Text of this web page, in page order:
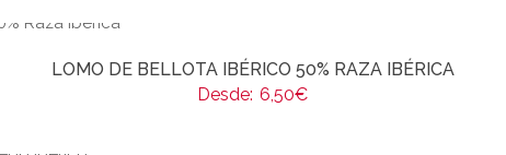
LOMO DE BELLOTA IBÉRICO 50% RAZA IBÉRICA
Desde: 6,50€